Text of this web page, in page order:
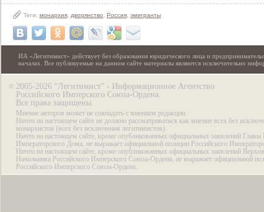
Теги: монархия дворянство Россия эмигранты
ИА «Легитимист» действует без образования юридического лица и
началах. Все публикуемые на данном сайте материалы являются исключительно
© 2005-2026 “Легитимист” - Информационное Агентство
Российского Имперского Союза-Ордена.
Все права защищены.
Мнение авторов может не совпадать с мнением редакции.
Ничто на настоящем сайте не должно рассматриваться как мнение всех без
монархистов (всех без исключения легитимистов).
Ничто на настоящем сайте, кроме опубликованных официальных заявлений Главы
Императорского Дома, не выражает официальной позиции Российского
Ничто на настоящем сайте, кроме опубликованных официальных заявлений
Начальника Российского Имперского Союза-Ордена, не выражает официальной
Российского Имперского Союза-Ордена.